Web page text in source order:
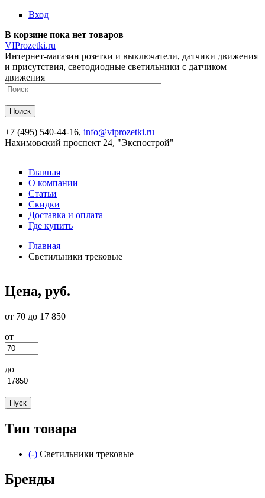
Перейти к основному содержанию
Вход
В корзине пока нет товаров
VIProzetki.ru
Интернет-магазин розетки и выключатели, датчики движения
и присутствия, светодиодные светильники с датчиком
движения
+7 (495) 540-44-16, info@viprozetki.ru
Нахимовский проспект 24, "Экспострой"
Главная
О компании
Статьи
Скидки
Доставка и оплата
Где купить
Главная
Светильники трековые
Цена, руб.
от 70 до 17 850
от
до
Тип товара
(-) Remove Светильники трековые filter
Светильники трековые
Бренды